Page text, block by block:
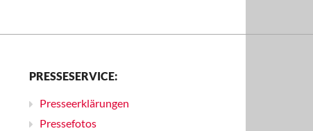
PRESSESERVICE:
Presseerklärungen
Pressefotos